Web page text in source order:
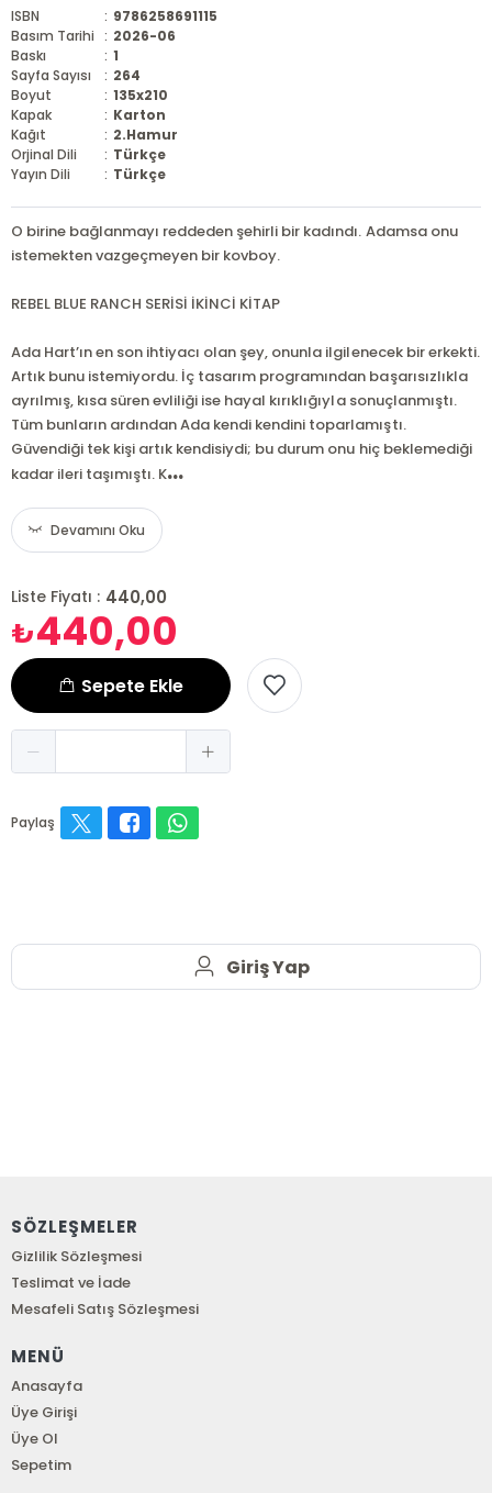
ISBN : 9786258691115
Basım Tarihi : 2026-06
Baskı
: 1
Sayfa Sayısı
: 264
Boyut
: 135x210
Kapak
: Karton
Kağıt
: 2.Hamur
Orjinal Dili
: Türkçe
Yayın Dili
: Türkçe
O birine bağlanmayı reddeden şehirli bir kadındı. Adamsa onu
istemekten vazgeçmeyen bir kovboy.
REBEL BLUE RANCH SERİSİ İKİNCİ KİTAP
Ada Hart’ın en son ihtiyacı olan şey, onunla ilgilenecek bir erkekti.
Artık bunu istemiyordu. İç tasarım programından başarısızlıkla
ayrılmış, kısa süren evliliği ise hayal kırıklığıyla sonuçlanmıştı.
Tüm bunların ardından Ada kendi kendini toparlamıştı.
Güvendiği tek kişi artık kendisiydi; bu durum onu hiç beklemediği
kadar ileri taşımıştı. K...
Devamını Oku
Liste Fiyatı : 440,00
₺440,00
Sepete Ekle
Paylaş
Giriş Yap
SÖZLEŞMELER
Gizlilik Sözleşmesi
Teslimat ve İade
Mesafeli Satış Sözleşmesi
MENÜ
Anasayfa
Üye Girişi
Üye Ol
Sepetim